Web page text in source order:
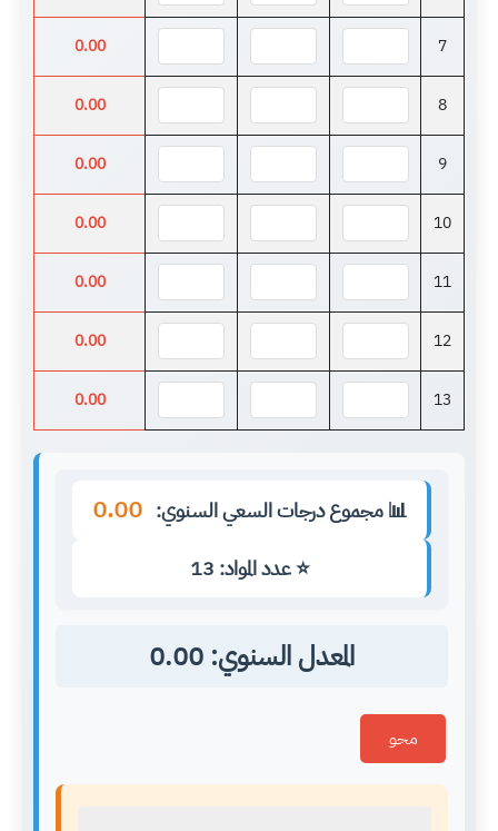
7
0.00
8
0.00
9
0.00
10
0.00
11
0.00
12
0.00
13
0.00
📊 مجموع درجات السعي السنوي: 0.00
⭐ عدد المواد: 13
المعدل السنوي: 0.00
محو